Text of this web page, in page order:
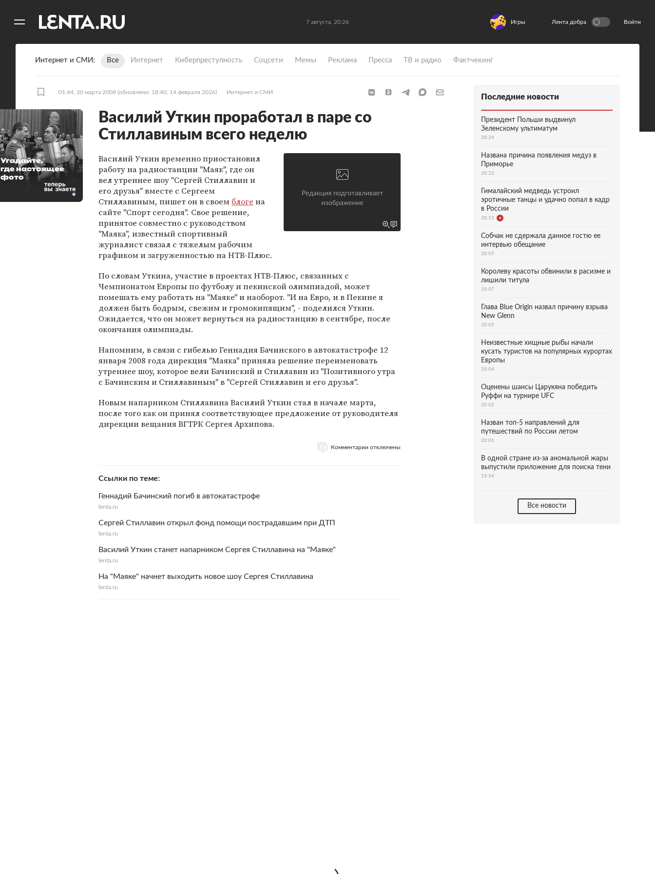
7 августа, 20:26 Игры Лента добра Войти
Интернет и СМИ Все Интернет Киберпреступность Coцсети Мемы Реклама Пресса ТВ и радио Фактчекинг
01:44, 20 марта 2008 (обновлено: 18:40, 14 февраля 2026) Интернет и СМИ
Василий Уткин проработал в паре со
Стиллавиным всего неделю
Василий Уткин временно приостановил
работу на радиостанции "Маяк", где он
вел утреннее шоу "Сергей Стиллавин и
его друзья" вместе с Сергеем
Стиллавиным, пишет он в своем блоге на
сайте "Спорт сегодня". Свое решение,
принятое совместно с руководством
"Маяка", известный спортивный
журналист связал с тяжелым рабочим
графиком и загруженностью на НТВ-Плюс.
По словам Уткина, участие в проектах НТВ-Плюс, связанных с
Чемпионатом Европы по футболу и пекинской олимпиадой, может
помешать ему работать на "Маяке" и наоборот. "И на Евро, и в Пекине я
должен быть бодрым, свежим и громокипящим", - поделился Уткин.
Ожидается, что он может вернуться на радиостанцию в сентябре, после
окончания олимпиады.
Напомним, в связи с гибелью Геннадия Бачинского в автокатастрофе 12
января 2008 года дирекция "Маяка" приняла решение переименовать
утреннее шоу, которое вели Бачинский и Стиллавин из "Позитивного утра
с Бачинским и Стиллавиным" в "Сергей Стиллавин и его друзья".
Новым напарником Стиллавина Василий Уткин стал в начале марта,
после того как он принял соответствующее предложение от руководителя
дирекции вещания ВГТРК Сергея Архипова.
Комментарии отключены
Ссылки по теме
Геннадий Бачинский погиб в автокатастрофе
lenta.ru
Сергей Стиллавин открыл фонд помощи пострадавшим при ДТП
lenta.ru
Василий Уткин станет напарником Сергея Стиллавина на "Маяке"
lenta.ru
На "Маяке" начнет выходить новое шоу Сергея Стиллавина
lenta.ru
Угадайте,
где настоящее
фото
Последние новости
Президент Польши выдвинул
Зеленскому ультиматум
20:24
Названа причина появления медуз в
Приморье
20:22
Гималайский медведь устроил
эротичные танцы и удачно попал в кадр
в России
20:15
Собчак не сдержала данное гостю ее
интервью обещание
20:07
Королеву красоты обвинили в расизме и
лишили титула
20:07
Глава Blue Origin назвал причину взрыва
New Glenn
20:05
Неизвестные хищные рыбы начали
кусать туристов на популярных курортах
Европы
20:04
Оценены шансы Царукяна победить
Руффи на турнире UFC
20:02
Назван топ-5 направлений для
путешествий по России летом
20:01
В одной стране из-за аномальной жары
выпустили приложение для поиска тени
19:54
Все новости